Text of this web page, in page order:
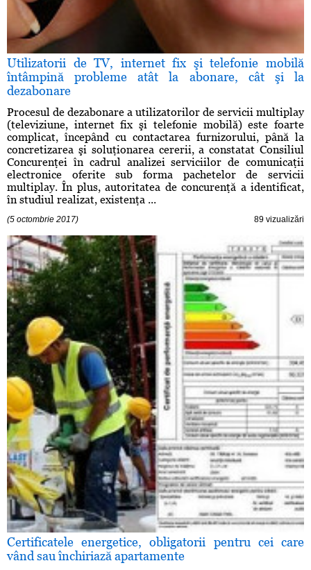
Utilizatorii de TV, internet fix şi telefonie mobilă
întâmpină probleme atât la abonare, cât şi la
dezabonare
Procesul de dezabonare a utilizatorilor de servicii multiplay
(televiziune, internet fix şi telefonie mobilă) este foarte
complicat, începând cu contactarea furnizorului, până la
concretizarea şi soluţionarea cererii, a constatat Consiliul
Concurenţei în cadrul analizei serviciilor de comunicaţii
electronice oferite sub forma pachetelor de servicii
multiplay. În plus, autoritatea de concurenţă a identificat,
în studiul realizat, existenţa ...
(5 octombrie 2017) 89 vizualizări
Certificatele energetice, obligatorii pentru cei care
vând sau închiriază apartamente